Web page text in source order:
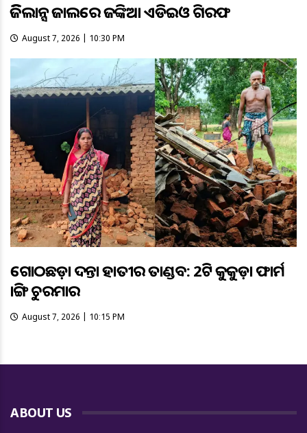
ଭିଜିଲାନ୍ସ ଜାଲରେ ଜଙ୍କିଆ ଏଡିଇଓ ଗିରଫ
August 7, 2026 | 10:30 PM
ଗୋଠଛଡ଼ା ଦନ୍ତା ହାତୀର ତାଣ୍ଡବ: 2ଟି କୁକୁଡ଼ା ଫାର୍ମ
ଭାଙ୍ଗି ଚୁରମାର
August 7, 2026 | 10:15 PM
ABOUT US